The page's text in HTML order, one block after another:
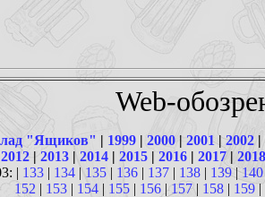
Web-
"Ящиков" | 1999| 2000| 2001 |2002|
2012| 2013| 2014| 2015| 2016| 2017| 2018
| 133 | 134 | 135 | 136 | 137 | 138 | 139|140
152 | 153| 154| 155| 156|157| 158| 159|